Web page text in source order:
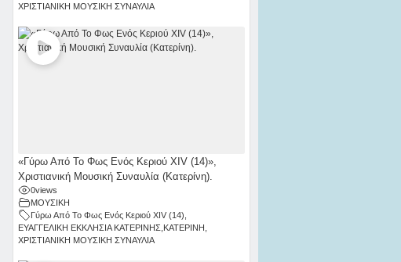
ΧΡΙΣΤΙΑΝΙΚΗ ΜΟΥΣΙΚΗ ΣΥΝΑΥΛΙΑ
«Γύρω Από Το Φως Ενός Κεριού ΧΙV (14)»,
Χριστιανική Μουσική Συναυλία (Κατερίνη).
0views
ΜΟΥΣΙΚΗ
Γύρω Από Το Φως Ενός Κεριού ΧΙV (14)
ΕΥΑΓΓΕΛΙΚΗ ΕΚΚΛΗΣΙΑ ΚΑΤΕΡΙΝΗΣ ΚΑΤΕΡΙΝΗ
ΧΡΙΣΤΙΑΝΙΚΗ ΜΟΥΣΙΚΗ ΣΥΝΑΥΛΙΑ